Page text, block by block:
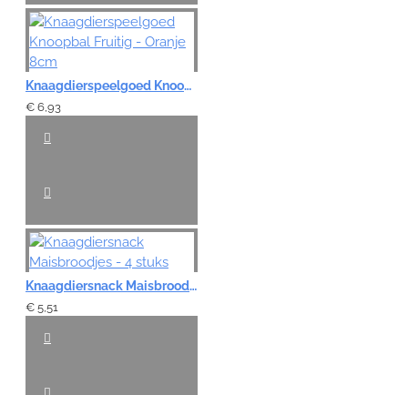
Knaagdierspeelgoed Knoopbal Fruitig - Oranje 8cm
€ 6,93
Knaagdiersnack Maisbroodjes - 4 stuks
€ 5,51